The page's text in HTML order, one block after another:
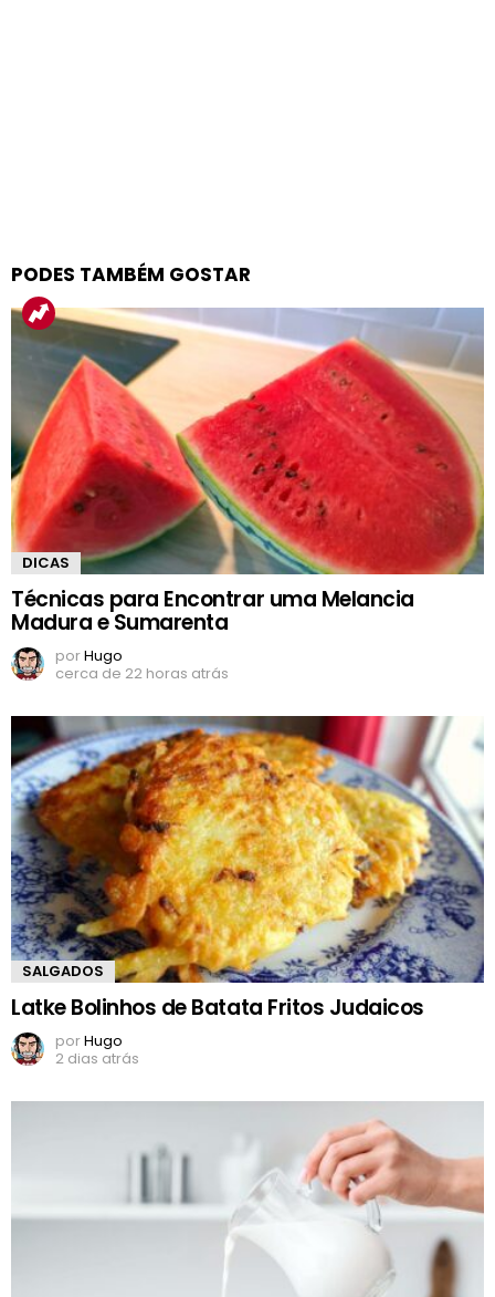
PODES TAMBÉM GOSTAR
DICAS
Técnicas para Encontrar uma Melancia
Madura e Sumarenta
porHugo
cerca de 22 horas atrás
SALGADOS
Latke Bolinhos de Batata Fritos Judaicos
porHugo
2 dias atrás